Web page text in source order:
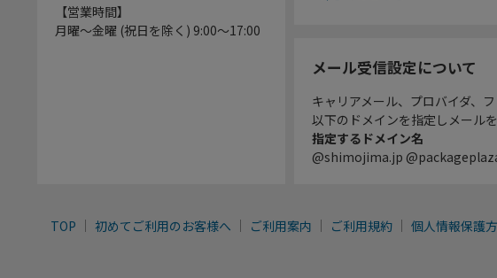
【営業時間】
月曜～金曜 (祝日を除く) 9:00～17:00
メール受信設定について
キャリアメール、プロバイダ、
以下のドメインを指定しメール
指定するドメイン名
@shimojima.jp
TOP 初めてご利用のお客様へ ご利用案内 ご利用規約 個人情報保護